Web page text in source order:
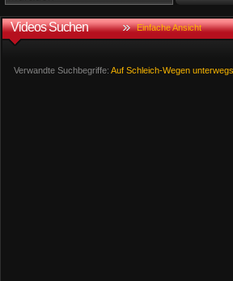
Videos Suchen Einfache Ansicht
Verwandte Suchbegriffe: Auf Schleich-Wegen unterwegs